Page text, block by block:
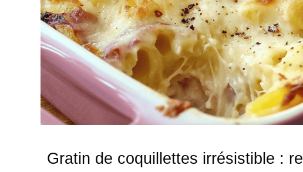
Gratin de coquillettes irrésistible :